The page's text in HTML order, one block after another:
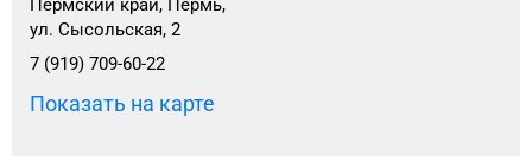
Пермский край, Пермь,
ул. Сысольская, 2
7 (919) 709-60-22
Показать на карте